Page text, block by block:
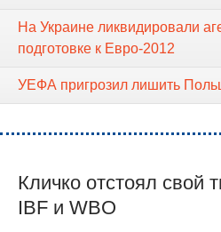
На Украине ликвидировали
подготовке к Евро-2012
УЕФА пригрозил лишить
Кличко отстоял свой
IBF и WBO